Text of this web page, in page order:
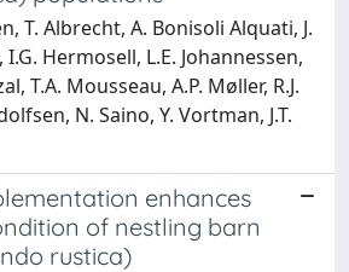
T. Albrecht, A. Bonisoli Alquati, J.
I.G. Hermosell, L.E. Johannessen,
T.A. Mousseau, A.P. Møller, R.J.
N. Saino, Y. Vortman, J.T.
enhances
of nestling barn
rustica)